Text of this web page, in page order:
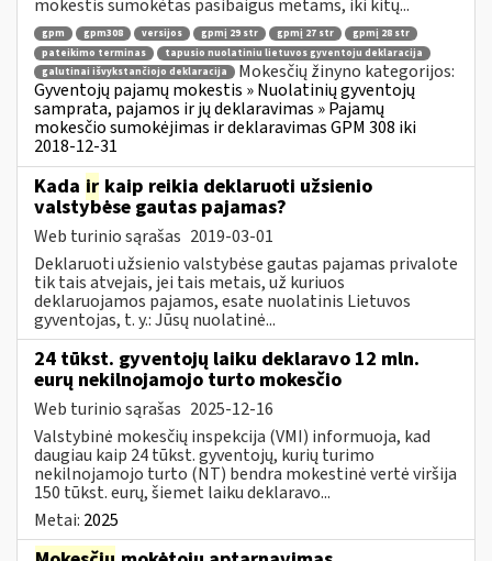
mokestis sumokėtas pasibaigus metams, iki kitų...
gpm gpm308 versijos gpmį 29 str gpmį 27 str
gpmį 28 str
pateikimo terminas
tapusio nuolatiniu lietuvos gyventoju deklaracija
galutinai išvykstančiojo deklaracija
Mokesčių žinyno kategorijos:
Gyventojų pajamų mokestis » Nuolatinių gyventojų
samprata, pajamos ir jų deklaravimas » Pajamų
mokesčio sumokėjimas ir deklaravimas GPM 308 iki
2018-12-31
Kada ir kaip reikia deklaruoti užsienio
valstybėse gautas pajamas?
Web turinio sąrašas 2019-03-01
Deklaruoti užsienio valstybėse gautas pajamas privalote
tik tais atvejais, jei tais metais, už kuriuos
deklaruojamos pajamos, esate nuolatinis Lietuvos
gyventojas, t. y.: Jūsų nuolatinė...
24 tūkst. gyventojų laiku deklaravo 12 mln.
eurų nekilnojamojo turto mokesčio
Web turinio sąrašas 2025-12-16
Valstybinė mokesčių inspekcija (VMI) informuoja, kad
daugiau kaip 24 tūkst. gyventojų, kurių turimo
nekilnojamojo turto (NT) bendra mokestinė vertė viršija
150 tūkst. eurų, šiemet laiku deklaravo...
Metai: 2025